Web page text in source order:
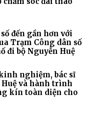
đến gần hơn với
Trạm Công dân số
đi bộ Nguyễn Huệ
nghiệm, bác sĩ
và hành trình
kín toàn diện cho